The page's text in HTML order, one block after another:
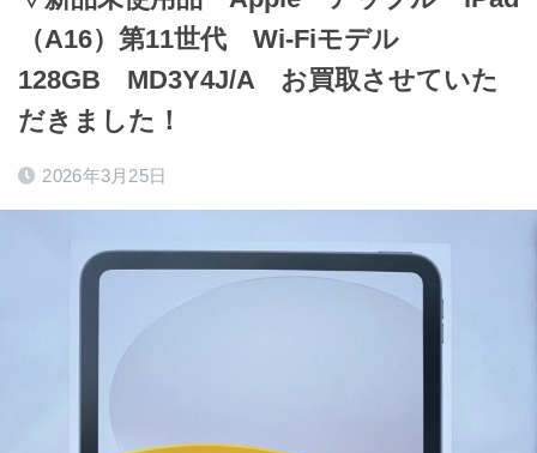
（A16）第11世代 Wi-Fiモデル
128GB MD3Y4J/A お買取させていた
だきました！
2026年3月25日